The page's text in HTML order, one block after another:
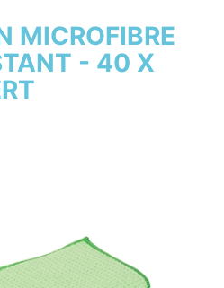
MICROFIBRE
- 40 X